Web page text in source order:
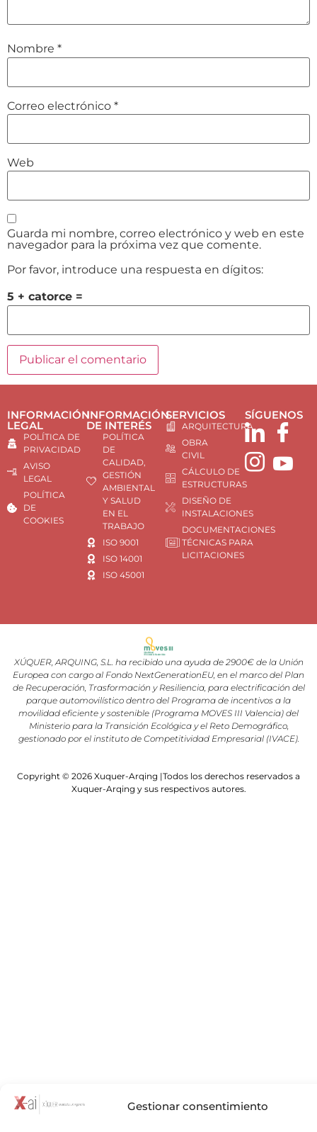
Gestionar consentimiento
Nombre *
Correo electrónico *
Web
Guarda mi nombre, correo electrónico y web en este
navegador para la próxima vez que comente.
Por favor, introduce una respuesta en dígitos:
5 + catorce =
INFORMACIÓN
LEGAL
POLÍTICA DE
PRIVACIDAD
AVISO
LEGAL
POLÍTICA
DE
COOKIES
INFORMACIÓN
DE INTERÉS
POLÍTICA
DE
CALIDAD,
GESTIÓN
AMBIENTAL
Y SALUD
EN EL
TRABAJO
ISO 9001
ISO 14001
ISO 45001
SERVICIOS
ARQUITECTURA
OBRA
CIVIL
CÁLCULO DE
ESTRUCTURAS
DISEÑO DE
INSTALACIONES
DOCUMENTACIONES
TÉCNICAS PARA
LICITACIONES
SÍGUENOS
XÚQUER, ARQUING, S.L. ha recibido una ayuda de 2900€ de la Unión
Europea con cargo al Fondo NextGenerationEU, en el marco del Plan
de Recuperación, Trasformación y Resiliencia, para electrificación del
parque automovilístico dentro del Programa de incentivos a la
movilidad eficiente y sostenible (Programa MOVES III Valencia) del
Ministerio para la Transición Ecológica y el Reto Demográfico,
gestionado por el instituto de Competitividad Empresarial (IVACE).
Copyright © 2026 Xuquer-Arqing |Todos los derechos reservados a
Xuquer-Arqing y sus respectivos autores.